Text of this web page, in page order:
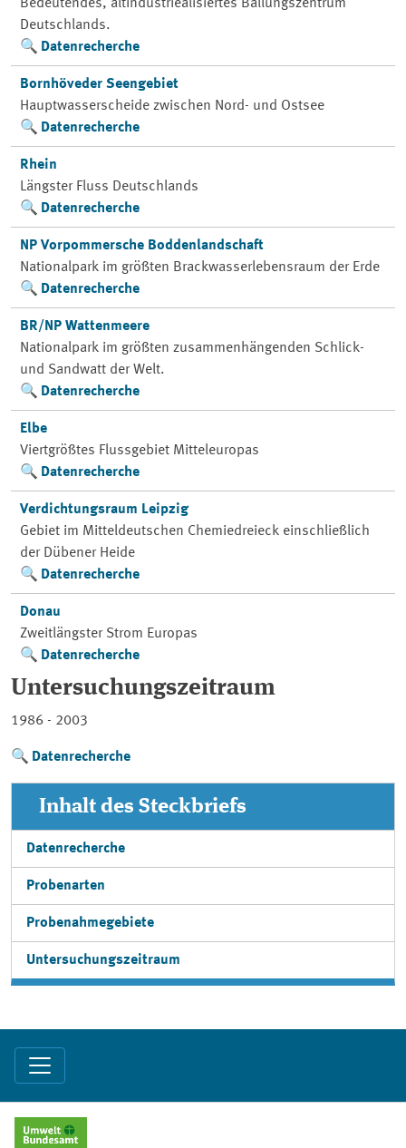
Bedeutendes, altindustriealisiertes Ballungszentrum
Deutschlands.
Datenrecherche
Bornhöveder Seengebiet
Hauptwasserscheide zwischen Nord- und Ostsee
Datenrecherche
Rhein
Längster Fluss Deutschlands
Datenrecherche
NP Vorpommersche Boddenlandschaft
Nationalpark im größten Brackwasserlebensraum der Erde
Datenrecherche
BR/NP Wattenmeere
Nationalpark im größten zusammenhängenden Schlick-
und Sandwatt der Welt.
Datenrecherche
Elbe
Viertgrößtes Flussgebiet Mitteleuropas
Datenrecherche
Verdichtungsraum Leipzig
Gebiet im Mitteldeutschen Chemiedreieck einschließlich
der Dübener Heide
Datenrecherche
Donau
Zweitlängster Strom Europas
Datenrecherche
Untersuchungszeitraum
1986 - 2003
Datenrecherche
Inhalt des Steckbriefs
Datenrecherche
Probenarten
Probenahmegebiete
Untersuchungszeitraum